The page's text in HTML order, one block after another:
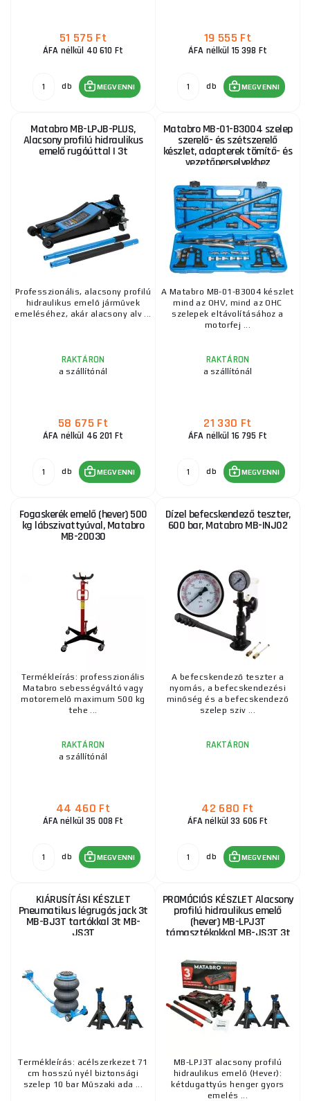
51 575 Ft
ÁFA nélkül 40 610 Ft
db MEGVENNI
19 555 Ft
ÁFA nélkül 15 398 Ft
db MEGVENNI
Matabro MB-LPJB-PLUS,
Alacsony profilú hidraulikus
emelő rugóúttal | 3t
Professzionális, alacsony profilú
hidraulikus emelő járművek
emeléséhez, akár alacsony alv ...
RAKTÁRON
a szállítónál
58 675 Ft
ÁFA nélkül 46 201 Ft
db MEGVENNI
Matabro MB-01-B3004 szelep
szerelő- és szétszerelő
készlet, adapterek tömítő- és
vezetőperselyekhez
A Matabro MB-01-B3004 készlet
mind az OHV, mind az OHC
szelepek eltávolításához a
motorfej ...
RAKTÁRON
a szállítónál
21 330 Ft
ÁFA nélkül 16 795 Ft
db MEGVENNI
Fogaskerék emelő (hever) 500
kg lábszivattyúval, Matabro
MB-20030
Termékleírás: professzionális
Matabro sebességváltó vagy
motoremelő maximum 500 kg
tehe ...
RAKTÁRON
a szállítónál
44 460 Ft
ÁFA nélkül 35 008 Ft
db MEGVENNI
Dízel befecskendező teszter,
600 bar, Matabro MB-INJ02
A befecskendező teszter a
nyomás, a befecskendezési
minőség és a befecskendező
szelep sziv ...
RAKTÁRON
42 680 Ft
ÁFA nélkül 33 606 Ft
db MEGVENNI
KIÁRUSÍTÁSI KÉSZLET
Pneumatikus légrugós jack 3t
MB-BJ3T tartókkal 3t MB-
JS3T
Termékleírás: acélszerkezet 71
cm hosszú nyél biztonsági
szelep 10 bar Műszaki ada ...
PROMÓCIÓS KÉSZLET Alacsony
profilú hidraulikus emelő
(hever) MB-LPJ3T
támasztékokkal MB-JS3T 3t
MB-LPJ3T alacsony profilú
hidraulikus emelő (Hever):
kétdugattyús henger gyors
emelés ...